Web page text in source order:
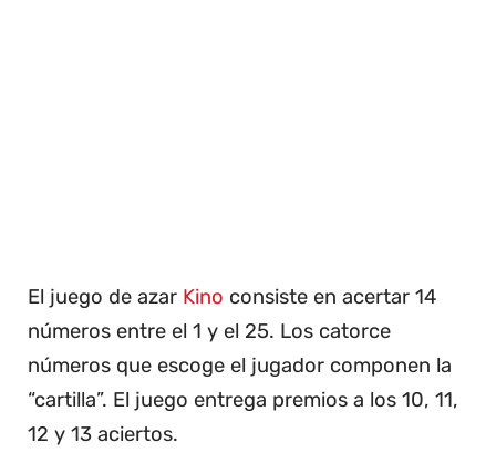
El juego de azar Kino consiste en acertar 14
números entre el 1 y el 25. Los catorce
números que escoge el jugador componen la
“cartilla”. El juego entrega premios a los 10, 11,
12 y 13 aciertos.